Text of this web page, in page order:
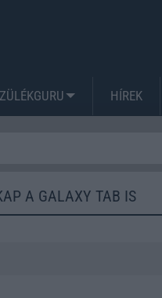
HÍREK
A GALAXY TAB IS